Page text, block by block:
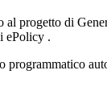
al progetto di
ePolicy .
programmatico